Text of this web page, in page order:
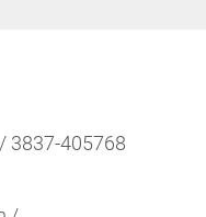
3837-405768